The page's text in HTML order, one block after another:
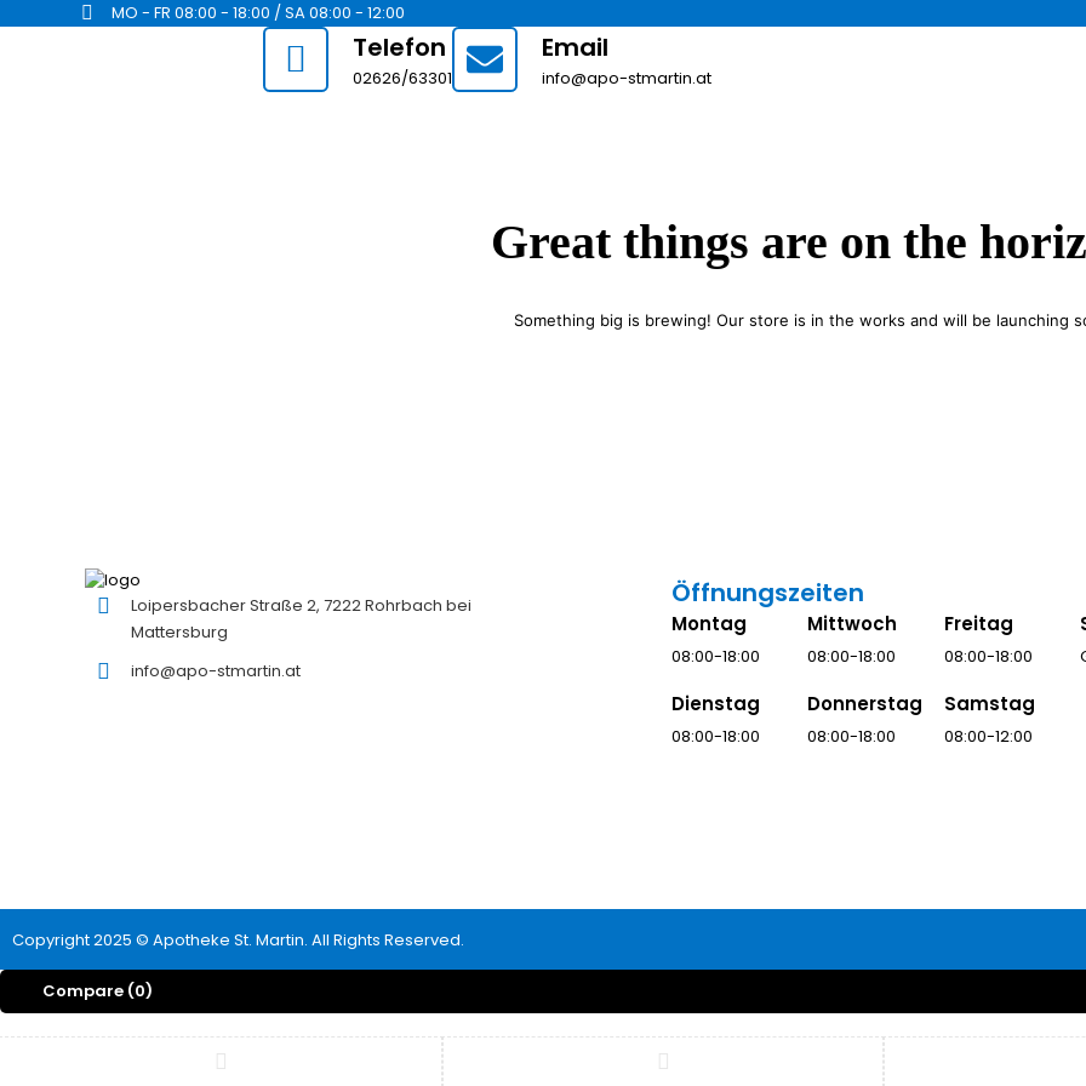
MO - FR 08:00 - 18:00 / SA 08:00 - 12:00
Telefon
02626/63301
Email
info@apo-stmartin.at
Great things are on the
Something big is brewing! Our store is in the works and will be launching
Loipersbacher Straße 2, 7222 Rohrbach bei
Mattersburg
info@apo-stmartin.at
Öffnungszeiten
Montag
08:00-18:00
Dienstag
08:00-18:00
Mittwoch
08:00-18:00
Donnerstag
08:00-18:00
Freitag
08:00-18:00
Samstag
08:00-12:00
Copyright 2025 © Apotheke St. Martin. All Rights Reserved.
Compare (0)